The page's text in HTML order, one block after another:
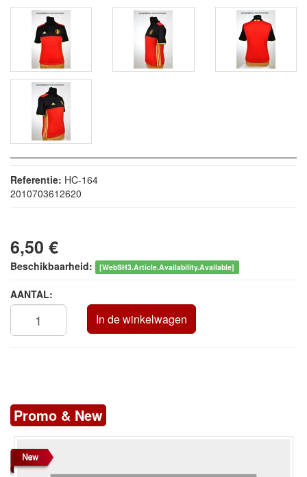
Referentie: HC-164
2010703612620
6,50 €
Beschikbaarheid: [WebSH3.Article.Availability.Available]
AANTAL:
In de winkelwagen
Promo & New